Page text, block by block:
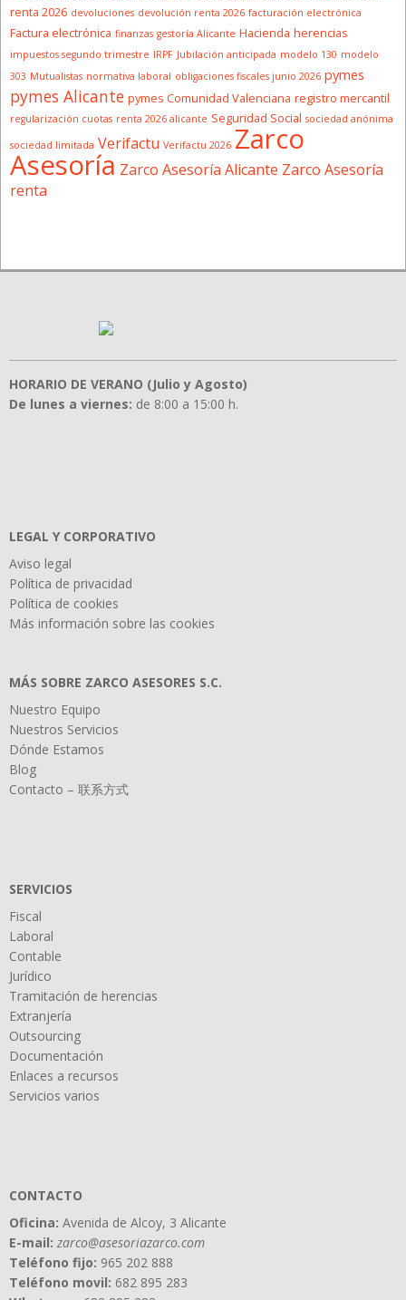
renta 2026 devoluciones devolución renta 2026 facturación electrónica
Factura electrónica finanzas gestoría Alicante Hacienda herencias
impuestos segundo trimestre IRPF Jubilación anticipada modelo 130 modelo
303 Mutualistas normativa laboral obligaciones fiscales junio 2026 pymes
pymes Alicante pymes Comunidad Valenciana registro mercantil
regularización cuotas renta 2026 alicante Seguridad Social sociedad anónima
sociedad limitada Verifactu Verifactu 2026 Zarco
Asesoría Zarco Asesoría Alicante Zarco Asesoría
renta
HORARIO DE VERANO (Julio y Agosto)
De lunes a viernes: de 8:00 a 15:00 h.
LEGAL Y CORPORATIVO
Aviso legal
Política de privacidad
Política de cookies
Más información sobre las cookies
MÁS SOBRE ZARCO ASESORES S.C.
Nuestro Equipo
Nuestros Servicios
Dónde Estamos
Blog
Contacto – 联系方式
SERVICIOS
Fiscal
Laboral
Contable
Jurídico
Tramitación de herencias
Extranjería
Outsourcing
Documentación
Enlaces a recursos
Servicios varios
CONTACTO
Oficina: Avenida de Alcoy, 3 Alicante
E-mail: zarco@asesoriazarco.com
Teléfono fijo: 965 202 888
Teléfono movil: 682 895 283